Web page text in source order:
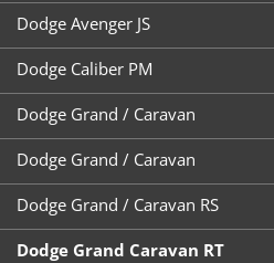
Dodge Avenger JS
Dodge Caliber PM
Dodge Grand / Caravan
Dodge Grand / Caravan
Dodge Grand / Caravan RS
Dodge Grand Caravan RT